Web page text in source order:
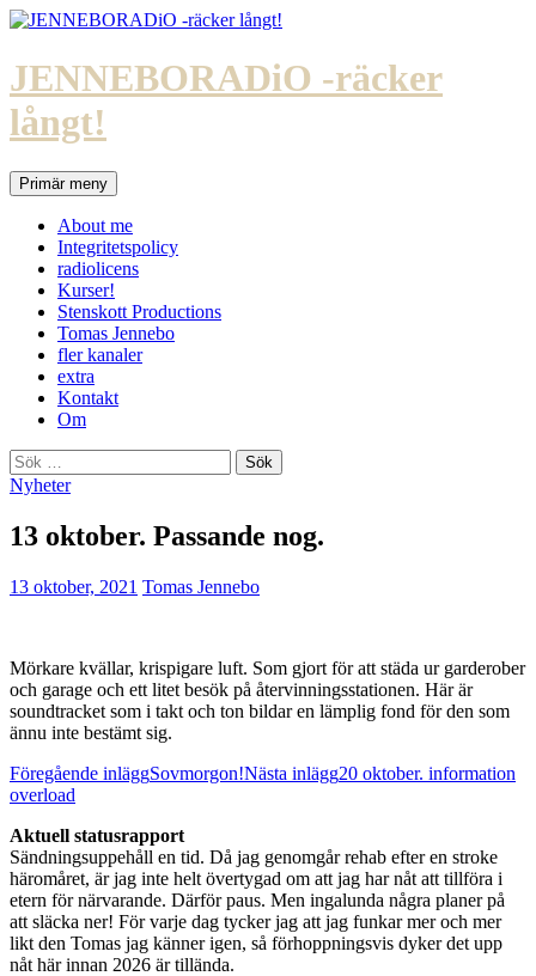
Hoppa
innehåll
JENNEBORADiO -räcker
långt!
SökPrimär meny
About me
Integritetspolicy
radiolicens
Kurser!
Stenskott Productions
Tomas Jennebo
fler kanaler
extra
Kontakt
Om
Sök
efter:
Nyheter
13 oktober. Passande nog.
13 oktober, 2021 Tomas Jennebo
Mörkare kvällar, krispigare luft. Som gjort för att städa ur garderober
och garage och ett litet besök på återvinningsstationen. Här är
soundtracket som i takt och ton bildar en lämplig fond för den som
ännu inte bestämt sig.
Inläggsnavigering
Föregående inläggSovmorgon!Nästa inlägg20 oktober. information
overload
Aktuell statusrapport
Sändningsuppehåll en tid. Då jag genomgår rehab efter en stroke
häromåret, är jag inte helt övertygad om att jag har nåt att tillföra i
etern för närvarande. Därför paus. Men ingalunda några planer på
att släcka ner! För varje dag tycker jag att jag funkar mer och mer
likt den Tomas jag känner igen, så förhoppningsvis dyker det upp
nåt här innan 2026 är tillända.